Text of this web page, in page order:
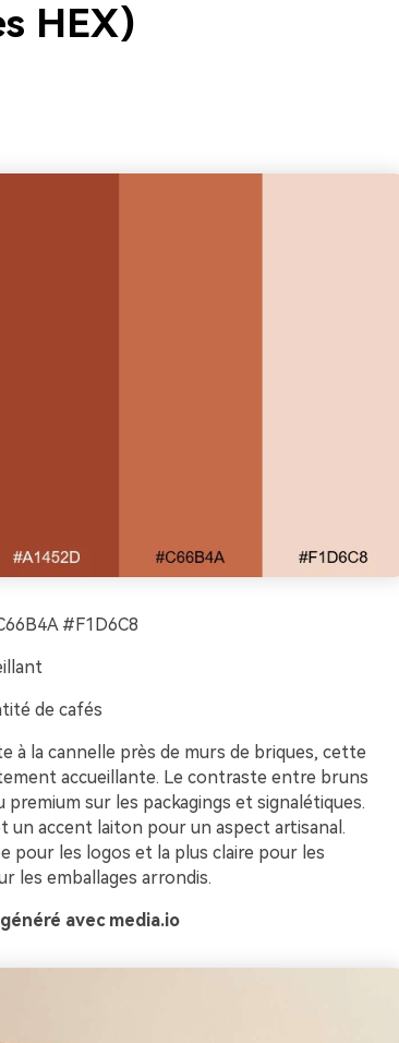
HEX)
#F1D6C8
de cafés
à la cannelle près de murs de briques, cette
accueillante. Le contraste entre bruns
sur les packagings et signalétiques.
un accent laiton pour un aspect artisanal.
pour les logos et la plus claire pour les
les emballages arrondis.
avec media.io